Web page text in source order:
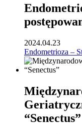
2024.04.23
Endometrioza –
“Senectus”